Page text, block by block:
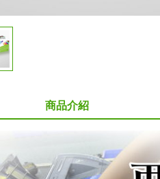
商品介紹